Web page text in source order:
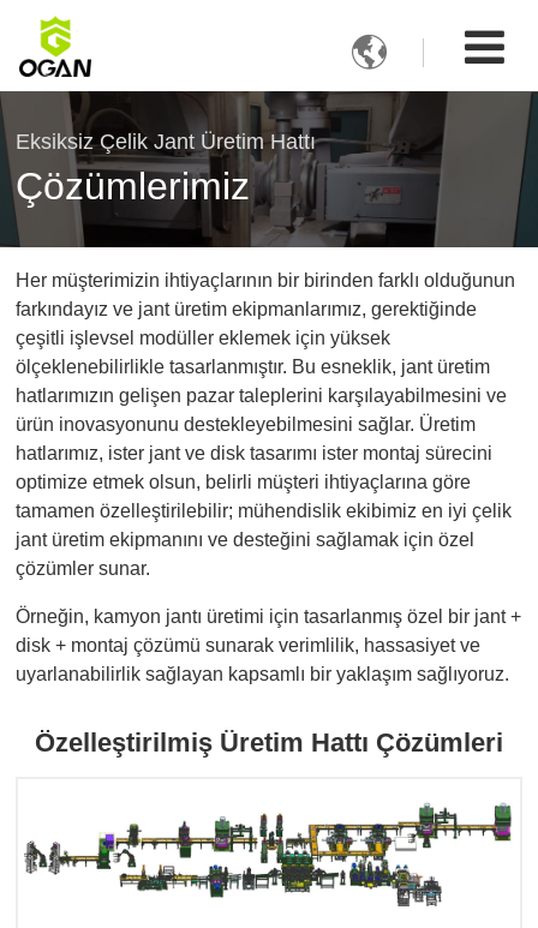

Eksiksiz Çelik Jant Üretim Hattı
Çözümlerimiz
Her müşterimizin ihtiyaçlarının bir birinden farklı olduğunun
farkındayız ve jant üretim ekipmanlarımız, gerektiğinde
çeşitli işlevsel modüller eklemek için yüksek
ölçeklenebilirlikle tasarlanmıştır. Bu esneklik, jant üretim
hatlarımızın gelişen pazar taleplerini karşılayabilmesini ve
ürün inovasyonunu destekleyebilmesini sağlar. Üretim
hatlarımız, ister jant ve disk tasarımı ister montaj sürecini
optimize etmek olsun, belirli müşteri ihtiyaçlarına göre
tamamen özelleştirilebilir; mühendislik ekibimiz en iyi çelik
jant üretim ekipmanını ve desteğini sağlamak için özel
çözümler sunar.
Örneğin, kamyon jantı üretimi için tasarlanmış özel bir jant +
disk + montaj çözümü sunarak verimlilik, hassasiyet ve
uyarlanabilirlik sağlayan kapsamlı bir yaklaşım sağlıyoruz.
Özelleştirilmiş Üretim Hattı Çözümleri